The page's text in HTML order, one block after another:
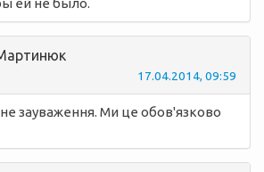
ей не было.
17.04.2014, 09:59
зауваження. Ми це обов'язково